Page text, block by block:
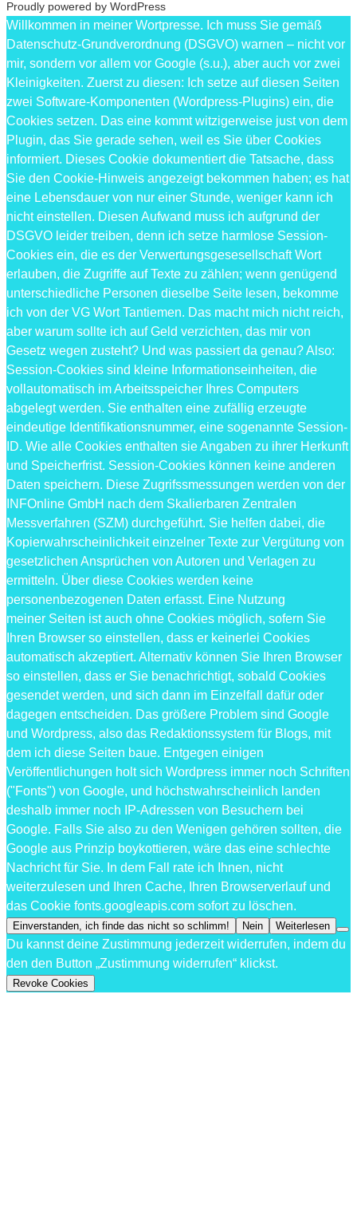
Proudly powered by WordPress
Willkommen in meiner Wortpresse. Ich muss Sie gemäß
Datenschutz-Grundverordnung (DSGVO) warnen – nicht vor
mir, sondern vor allem vor Google (s.u.), aber auch vor zwei
Kleinigkeiten. Zuerst zu diesen: Ich setze auf diesen Seiten
zwei Software-Komponenten (Wordpress-Plugins) ein, die
Cookies setzen. Das eine kommt witzigerweise just von dem
Plugin, das Sie gerade sehen, weil es Sie über Cookies
informiert. Dieses Cookie dokumentiert die Tatsache, dass
Sie den Cookie-Hinweis angezeigt bekommen haben; es hat
eine Lebensdauer von nur einer Stunde, weniger kann ich
nicht einstellen. Diesen Aufwand muss ich aufgrund der
DSGVO leider treiben, denn ich setze harmlose Session-
Cookies ein, die es der Verwertungsgesesellschaft Wort
erlauben, die Zugriffe auf Texte zu zählen; wenn genügend
unterschiedliche Personen dieselbe Seite lesen, bekomme
ich von der VG Wort Tantiemen. Das macht mich nicht reich,
aber warum sollte ich auf Geld verzichten, das mir von
Gesetz wegen zusteht? Und was passiert da genau? Also:
Session-Cookies sind kleine Informationseinheiten, die
vollautomatisch im Arbeitsspeicher Ihres Computers
abgelegt werden. Sie enthalten eine zufällig erzeugte
eindeutige Identifikationsnummer, eine sogenannte Session-
ID. Wie alle Cookies enthalten sie Angaben zu ihrer Herkunft
und Speicherfrist. Session-Cookies können keine anderen
Daten speichern. Diese Zugrifssmessungen werden von der
INFOnline GmbH nach dem Skalierbaren Zentralen
Messverfahren (SZM) durchgeführt. Sie helfen dabei, die
Kopierwahrscheinlichkeit einzelner Texte zur Vergütung von
gesetzlichen Ansprüchen von Autoren und Verlagen zu
ermitteln. Über diese Cookies werden keine
personenbezogenen Daten erfasst. Eine Nutzung
meiner Seiten ist auch ohne Cookies möglich, sofern Sie
Ihren Browser so einstellen, dass er keinerlei Cookies
automatisch akzeptiert. Alternativ können Sie Ihren Browser
so einstellen, dass er Sie benachrichtigt, sobald Cookies
gesendet werden, und sich dann im Einzelfall dafür oder
dagegen entscheiden. Das größere Problem sind Google
und Wordpress, also das Redaktionssystem für Blogs, mit
dem ich diese Seiten baue. Entgegen einigen
Veröffentlichungen holt sich Wordpress immer noch Schriften
("Fonts") von Google, und höchstwahrscheinlich landen
deshalb immer noch IP-Adressen von Besuchern bei
Google. Falls Sie also zu den Wenigen gehören sollten, die
Google aus Prinzip boykottieren, wäre das eine schlechte
Nachricht für Sie. In dem Fall rate ich Ihnen, nicht
weiterzulesen und Ihren Cache, Ihren Browserverlauf und
das Cookie fonts.googleapis.com sofort zu löschen.
Einverstanden, ich finde das nicht so schlimm! Nein Weiterlesen
Du kannst deine Zustimmung jederzeit widerrufen, indem du
den den Button „Zustimmung widerrufen“ klickst.
Revoke Cookies